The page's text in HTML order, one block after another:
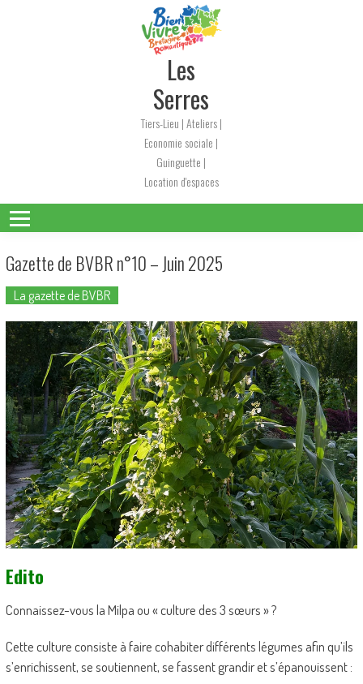
Les
Serres
Tiers-Lieu | Ateliers |
Economie sociale |
Guinguette |
Location d'espaces
Gazette de BVBR n°10 – Juin 2025
La gazette de BVBR
Edito
Connaissez-vous la Milpa ou « culture des 3 sœurs » ?
Cette culture consiste à faire cohabiter différents légumes afin qu’ils
s’enrichissent, se soutiennent, se fassent grandir et s’épanouissent :